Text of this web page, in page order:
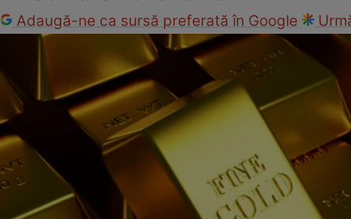
Adaugă-ne ca sursă preferată în Google